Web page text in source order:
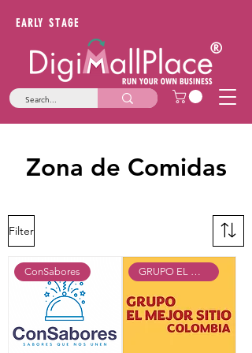
EARLY STAGE
Zona de Comidas
Filter
ConSabores GRUPO EL MEJOR SITIO